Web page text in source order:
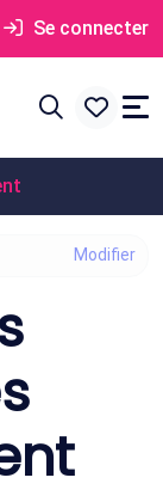
Se connecter